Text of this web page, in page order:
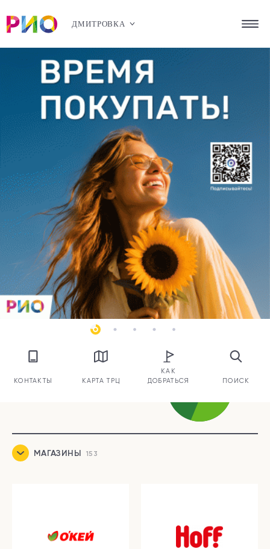
ДМИТРОВКА
КОНТАКТЫ КАРТА ТРЦ
КАК
ДОБРАТЬСЯ
ПОИСК
МАГАЗИНЫ 153
РАЗВЛЕЧЕНИЯ